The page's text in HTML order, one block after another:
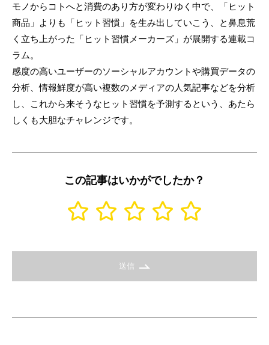
モノからコトへと消費のあり方が変わりゆく中で、「ヒット
商品」よりも「ヒット習慣」を生み出していこう、と鼻息荒
く立ち上がった「ヒット習慣メーカーズ」が展開する連載コ
ラム。
感度の高いユーザーのソーシャルアカウントや購買データの
分析、情報鮮度が高い複数のメディアの人気記事などを分析
し、これから来そうなヒット習慣を予測するという、あたら
しくも大胆なチャレンジです。
この記事はいかがでしたか？
送信